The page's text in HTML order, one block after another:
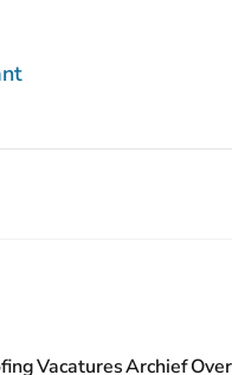
VacaturesArchief